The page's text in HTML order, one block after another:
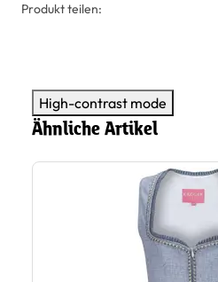
Produkt teilen:
High-contrast mode
Ähnliche Artikel